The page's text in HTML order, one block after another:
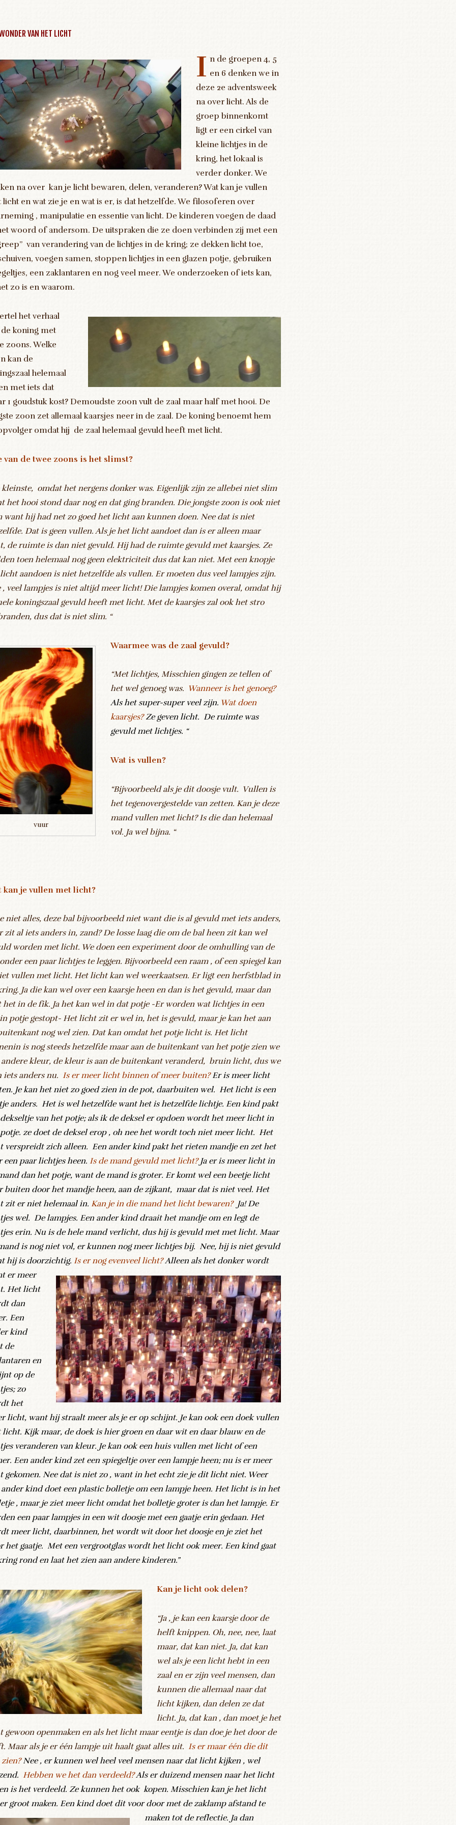
VAN HET LICHT
I n de groepen 4, 5
en 6 denken we in
deze 2e adventsweek
na over licht. Als de
groep binnenkomt
ligt er een cirkel van
kleine lichtjes in de
kring, het lokaal is
verder donker. We
na over kan je licht bewaren, delen, veranderen? Wat kan je vullen
licht en wat zie je en wat is er, is dat hetzelfde. We filosoferen over
, manipulatie en essentie van licht. De kinderen voegen de daad
woord of andersom. De uitspraken die ze doen verbinden zij met een
van verandering van de lichtjes in de kring; ze dekken licht toe,
voegen samen, stoppen lichtjes in een glazen potje, gebruiken
een zaklantaren en nog veel meer. We onderzoeken of iets kan,
zo is en waarom.
het verhaal
de koning met
zoons. Welke
kan de
helemaal
met iets dat
1 goudstuk kost? Demoudste zoon vult de zaal maar half met hooi. De
zoon zet allemaal kaarsjes neer in de zaal. De koning benoemt hem
omdat hij de zaal helemaal gevuld heeft met licht.
van de twee zoons is het slimst?
kleinste, omdat het nergens donker was. Eigenlijk zijn ze allebei niet slim
het hooi stond daar nog en dat ging branden. Die jongste zoon is ook niet
want hij had net zo goed het licht aan kunnen doen. Nee dat is niet
Dat is geen vullen. Als je het licht aandoet dan is er alleen maar
de ruimte is dan niet gevuld. Hij had de ruimte gevuld met kaarsjes. Ze
toen helemaal nog geen elektriciteit dus dat kan niet. Met een knopje
aandoen is niet hetzelfde als vullen. Er moeten dus veel lampjes zijn.
, veel lampjes is niet altijd meer licht! Die lampjes komen overal, omdat hij
koningszaal gevuld heeft met licht. Met de kaarsjes zal ook het stro
dus dat is niet slim. “
vuur
Waarmee was de zaal gevuld?
“Met lichtjes, Misschien gingen ze tellen of
het wel genoeg was. Wanneer is het genoeg?
Als het super-super veel zijn. Wat doen
kaarsjes? Ze geven licht. De ruimte was
gevuld met lichtjes. “
Wat is vullen?
“Bijvoorbeeld als je dit doosje vult. Vullen is
het tegenovergestelde van zetten. Kan je deze
mand vullen met licht? Is die dan helemaal
vol. Ja wel bijna. “
kan je vullen met licht?
niet alles, deze bal bijvoorbeeld niet want die is al gevuld met iets anders,
zit al iets anders in, zand? De losse laag die om de bal heen zit kan wel
worden met licht. We doen een experiment door de omhulling van de
een paar lichtjes te leggen. Bijvoorbeeld een raam , of een spiegel kan
vullen met licht. Het licht kan wel weerkaatsen. Er ligt een herfstblad in
Ja die kan wel over een kaarsje heen en dan is het gevuld, maar dan
het in de fik. Ja het kan wel in dat potje -Er worden wat lichtjes in een
potje gestopt- Het licht zit er wel in, het is gevuld, maar je kan het aan
nog wel zien. Dat kan omdat het potje licht is. Het licht
is nog steeds hetzelfde maar aan de buitenkant van het potje zien we
andere kleur, de kleur is aan de buitenkant veranderd, bruin licht, dus we
iets anders nu. Is er meer licht binnen of meer buiten?Er is meer licht
Je kan het niet zo goed zien in de pot, daarbuiten wel. Het licht is een
anders. Het is wel hetzelfde want het is hetzelfde lichtje. Een kind pakt
van het potje; als ik de deksel er opdoen wordt het meer licht in
ze doet de deksel erop , oh nee het wordt toch niet meer licht. Het
verspreidt zich alleen. Een ander kind pakt het rieten mandje en zet het
een paar lichtjes heen. Is de mand gevuld met licht?Ja er is meer licht in
dan het potje, want de mand is groter. Er komt wel een beetje licht
buiten door het mandje heen, aan de zijkant, maar dat is niet veel. Het
zit er niet helemaal in. Kan je in die mand het licht bewaren?Ja! De
wel. De lampjes. Een ander kind draait het mandje om en legt de
erin. Nu is de hele mand verlicht, dus hij is gevuld met met licht. Maar
is nog niet vol, er kunnen nog meer lichtjes bij. Nee, hij is niet gevuld
hij is doorzichtig. Is er nog evenveel licht?Alleen als het donker wordt
er meer
Het licht
dan
Een
kind
de
en
op de
zo
het
licht, want hij straalt meer als je er op schijnt. Je kan ook een doek vullen
licht. Kijk maar, de doek is hier groen en daar wit en daar blauw en de
veranderen van kleur. Je kan ook een huis vullen met licht of een
Een ander kind zet een spiegeltje over een lampje heen; nu is er meer
gekomen. Nee dat is niet zo , want in het echt zie je dit licht niet. Weer
ander kind doet een plastic bolletje om een lampje heen. Het licht is in het
, maar je ziet meer licht omdat het bolletje groter is dan het lampje. Er
een paar lampjes in een wit doosje met een gaatje erin gedaan. Het
meer licht, daarbinnen, het wordt wit door het doosje en je ziet het
het gaatje. Met een vergrootglas wordt het licht ook meer. Een kind gaat
rond en laat het zien aan andere kinderen.”
Kan je licht ook delen?
“Ja , je kan een kaarsje door de
helft knippen. Oh, nee, nee, laat
maar, dat kan niet. Ja, dat kan
wel als je een licht hebt in een
zaal en er zijn veel mensen, dan
kunnen die allemaal naar dat
licht kijken, dan delen ze dat
licht. Ja, dat kan , dan moet je het
gewoon openmaken en als het licht maar eentje is dan doe je het door de
Maar als je er één lampje uit haalt gaat alles uit. Is er maar één die dit
Nee , er kunnen wel heel veel mensen naar dat licht kijken , wel
Hebben we het dan verdeeld?Als er duizend mensen naar het licht
is het verdeeld. Ze kunnen het ook kopen. Misschien kan je het licht
groot maken. Een kind doet dit voor door met dezaklamp afstand te
maken tot de reflectie. Ja dan